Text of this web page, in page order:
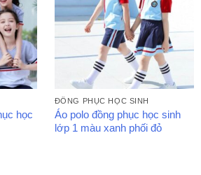
học
ĐỒNG PHỤC HỌC SINH
Áo polo đồng phục học sinh
lớp 1 màu xanh phối đỏ